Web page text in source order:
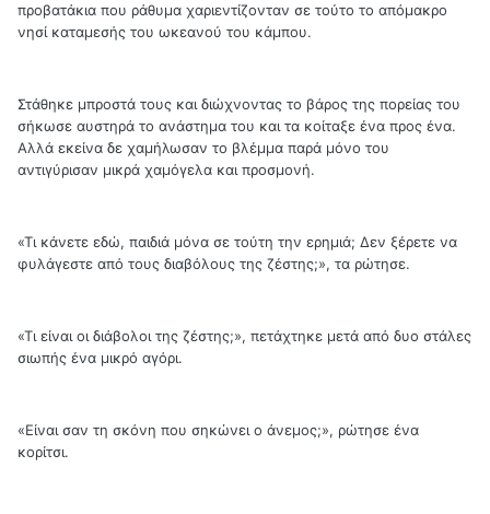
προβατάκια που ράθυμα χαριεντίζονταν σε τούτο το απόμακρο
νησί καταμεσής του ωκεανού του κάμπου.
Στάθηκε μπροστά τους και διώχνοντας το βάρος της πορείας του
σήκωσε αυστηρά το ανάστημα του και τα κοίταξε ένα προς ένα.
Αλλά εκείνα δε χαμήλωσαν το βλέμμα παρά μόνο του
αντιγύρισαν μικρά χαμόγελα και προσμονή.
«Τι κάνετε εδώ, παιδιά μόνα σε τούτη την ερημιά; Δεν ξέρετε να
φυλάγεστε από τους διαβόλους της ζέστης;», τα ρώτησε.
«Τι είναι οι διάβολοι της ζέστης;», πετάχτηκε μετά από δυο στάλες
σιωπής ένα μικρό αγόρι.
«Είναι σαν τη σκόνη που σηκώνει ο άνεμος;», ρώτησε ένα
κορίτσι.